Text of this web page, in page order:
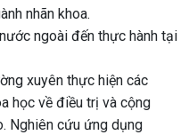
nhãn khoa.
ngoài đến thực hành tại
xuyên thực hiện các
học về điều trị và cộng
Nghiên cứu ứng dụng